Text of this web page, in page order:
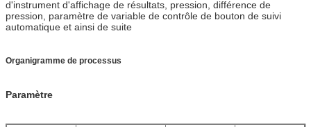
d'instrument d'affichage de résultats, pression, différence de
pression, paramètre de variable de contrôle de bouton de suivi
automatique et ainsi de suite
Organigramme de processus
Paramètre